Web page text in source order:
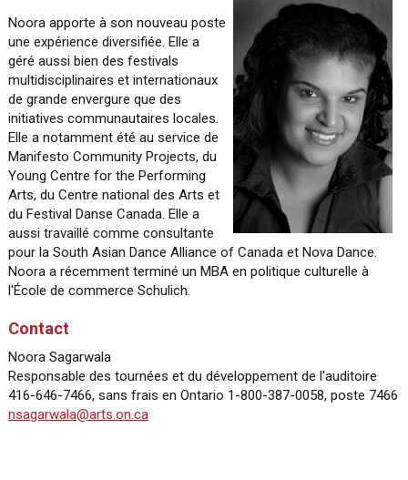
Noora apporte à son nouveau poste
une expérience diversifiée. Elle a
géré aussi bien des festivals
multidisciplinaires et internationaux
de grande envergure que des
initiatives communautaires locales.
Elle a notamment été au service de
Manifesto Community Projects, du
Young Centre for the Performing
Arts, du Centre national des Arts et
du Festival Danse Canada. Elle a
aussi travaillé comme consultante
pour la South Asian Dance Alliance of Canada et Nova Dance.
Noora a récemment terminé un MBA en politique culturelle à
l'École de commerce Schulich.
Contact
Noora Sagarwala
Responsable des tournées et du développement de l'auditoire
416-646-7466, sans frais en Ontario 1-800-387-0058, poste 7466
nsagarwala@arts.on.ca